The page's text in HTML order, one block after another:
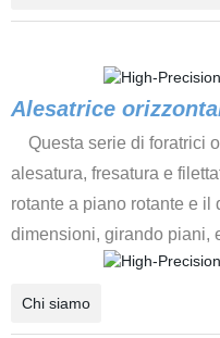
Alesatrice
Questa serie di foratrici
alesatura, fresatura e
rotante a piano rotante e
dimensioni, girando piani,
Chi siamo